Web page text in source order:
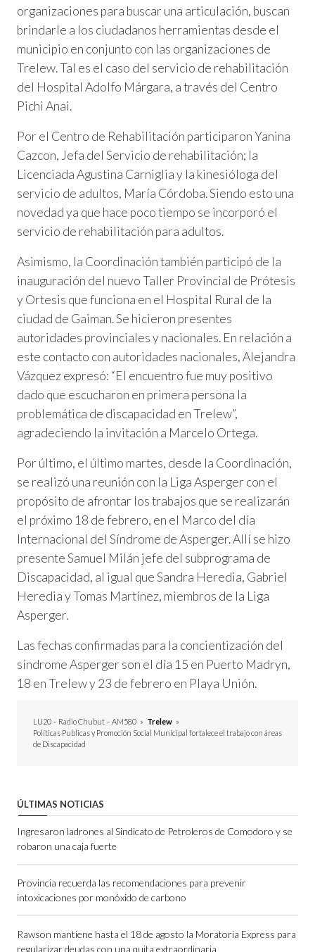
organizaciones para buscar una articulación, buscan
brindarle a los ciudadanos herramientas desde el
municipio en conjunto con las organizaciones de
Trelew. Tal es el caso del servicio de rehabilitación
del Hospital Adolfo Márgara, a través del Centro
Pichi Anai.
Por el Centro de Rehabilitación participaron Yanina
Cazcon, Jefa del Servicio de rehabilitación; la
Licenciada Agustina Carniglia y la kinesióloga del
servicio de adultos, María Córdoba. Siendo esto una
novedad ya que hace poco tiempo se incorporó el
servicio de rehabilitación para adultos.
Asimismo, la Coordinación también participó de la
inauguración del nuevo Taller Provincial de Prótesis
y Ortesis que funciona en el Hospital Rural de la
ciudad de Gaiman. Se hicieron presentes
autoridades provinciales y nacionales. En relación a
este contacto con autoridades nacionales, Alejandra
Vázquez expresó: “El encuentro fue muy positivo
dado que escucharon en primera persona la
problemática de discapacidad en Trelew”,
agradeciendo la invitación a Marcelo Ortega.
Por último, el último martes, desde la Coordinación,
se realizó una reunión con la Liga Asperger con el
propósito de afrontar los trabajos que se realizarán
el próximo 18 de febrero, en el Marco del día
Internacional del Síndrome de Asperger. Allí se hizo
presente Samuel Milán jefe del subprograma de
Discapacidad, al igual que Sandra Heredia, Gabriel
Heredia y Tomas Martínez, miembros de la Liga
Asperger.
Las fechas confirmadas para la concientización del
síndrome Asperger son el día 15 en Puerto Madryn,
18 en Trelew y 23 de febrero en Playa Unión.
LU20 – Radio Chubut – AM580 » Trelew »
Políticas Publicas y Promoción Social Municipal fortalece el trabajo con áreas
de Discapacidad
ÚLTIMAS NOTICIAS
Ingresaron ladrones al Sindicato de Petroleros de Comodoro y se
robaron una caja fuerte
Provincia recuerda las recomendaciones para prevenir
intoxicaciones por monóxido de carbono
Rawson mantiene hasta el 18 de agosto la Moratoria Express para
regularizar deudas con una quita extraordinaria